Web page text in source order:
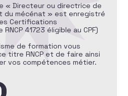
« Directeur ou directrice de
du mécénat » est enregistré
Certifications
41723 éligible au CPF)
de formation vous
titre RNCP et de faire ainsi
vos compétences métier.